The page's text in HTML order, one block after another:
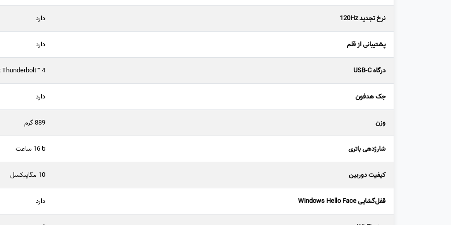
نرخ تجدید 120Hz دارد
پشتیبانی از قلم دارد
درگاه USB-C Thunderbolt™ 4
جک هدفون دارد
وزن 889 گرم
شارژدهی باتری تا 16 ساعت
کیفیت دوربین 10 مگاپیکسل
قفل‌گشایی Windows Hello Face دارد